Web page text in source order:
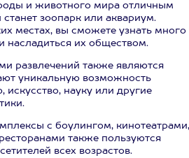
и животного мира отличным
зоопарк или аквариум.
местах, вы сможете узнать много
насладиться их обществом.
развлечений также являются
уникальную возможность
искусство, науку или другие
с боулингом, кинотеатрами,
также пользуются
всех возрастов.